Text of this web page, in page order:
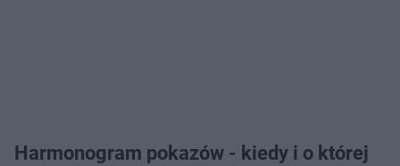
Harmonogram pokazów - kiedy i o której